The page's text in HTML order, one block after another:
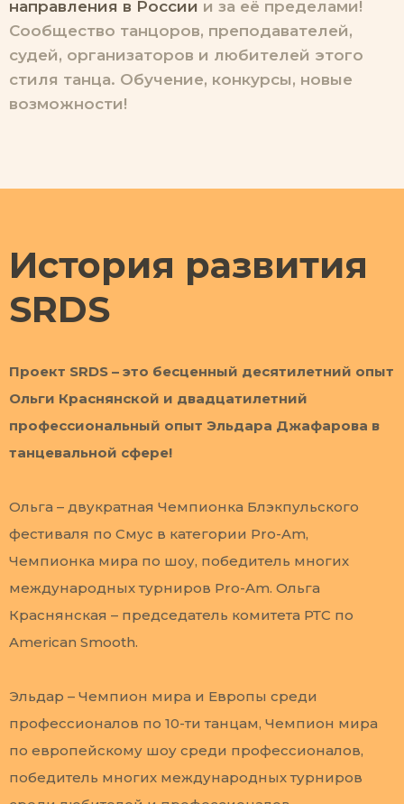
направления в России и за её пределами!
Сообщество танцоров, преподавателей,
судей, организаторов и любителей этого
стиля танца. Обучение, конкурсы, новые
возможности!
История развития
SRDS
Проект SRDS – это бесценный десятилетний опыт
Ольги Краснянской и двадцатилетний
профессиональный опыт Эльдара Джафарова в
танцевальной сфере!
Ольга – двукратная Чемпионка Блэкпульского
фестиваля по Смус в категории Pro-Am,
Чемпионка мира по шоу, победитель многих
международных турниров Pro-Am. Ольга
Краснянская – председатель комитета РТС по
American Smooth.
Эльдар – Чемпион мира и Европы среди
профессионалов по 10-ти танцам, Чемпион мира
по европейскому шоу среди профессионалов,
победитель многих международных турниров